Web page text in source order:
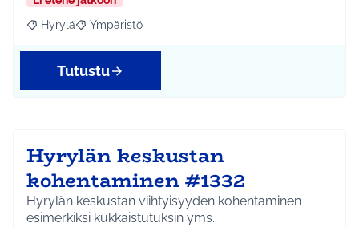
Rajaa tulokset aihepiirin mukaan: Hyrylä
Hyrylä Rajaa tulokset teeman mukaan: Ympäristö
Ympäristö
Tutustu
Hyrylän keskustan
kohentaminen #1332
Hyrylän keskustan viihtyisyyden kohentaminen
esimerkiksi kukkaistutuksin yms.